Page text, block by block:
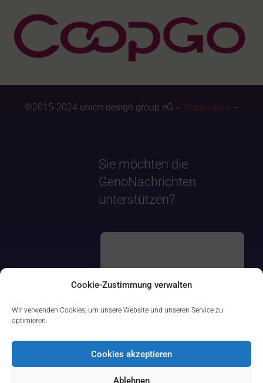
Cookie-Zustimmung verwalten
Wir verwenden Cookies, um unsere Website und unseren Service zu
optimieren.
Cookies akzeptieren
Ablehnen
©2015-2024 union design group eG – Impressum –
Sie möchten die
GenoNachrichten
unterstützen?